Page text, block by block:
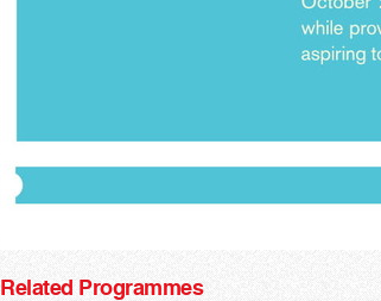
Related Programmes